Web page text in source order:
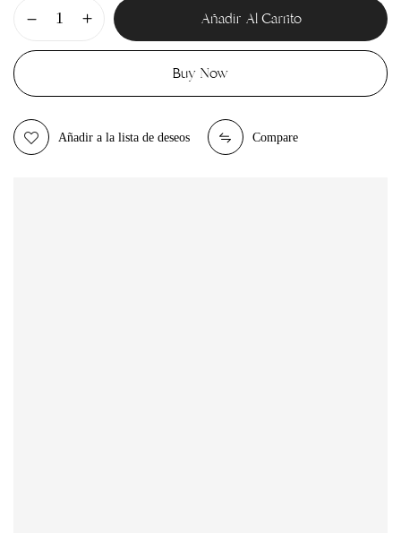
Añadir Al Carrito
Buy Now
Añadir a la lista de deseos Compare